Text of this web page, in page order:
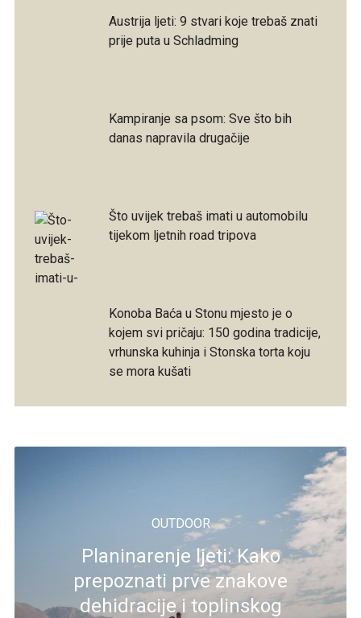
Austrija ljeti: 9 stvari koje trebaš znati
prije puta u Schladming
Kampiranje sa psom: Sve što bih
danas napravila drugačije
Što uvijek trebaš imati u automobilu
tijekom ljetnih road tripova
Konoba Baća u Stonu mjesto je o
kojem svi pričaju: 150 godina tradicije,
vrhunska kuhinja i Stonska torta koju
se mora kušati
OUTDOOR
Planinarenje ljeti: Kako
prepoznati prve znakove
dehidracije i toplinskog